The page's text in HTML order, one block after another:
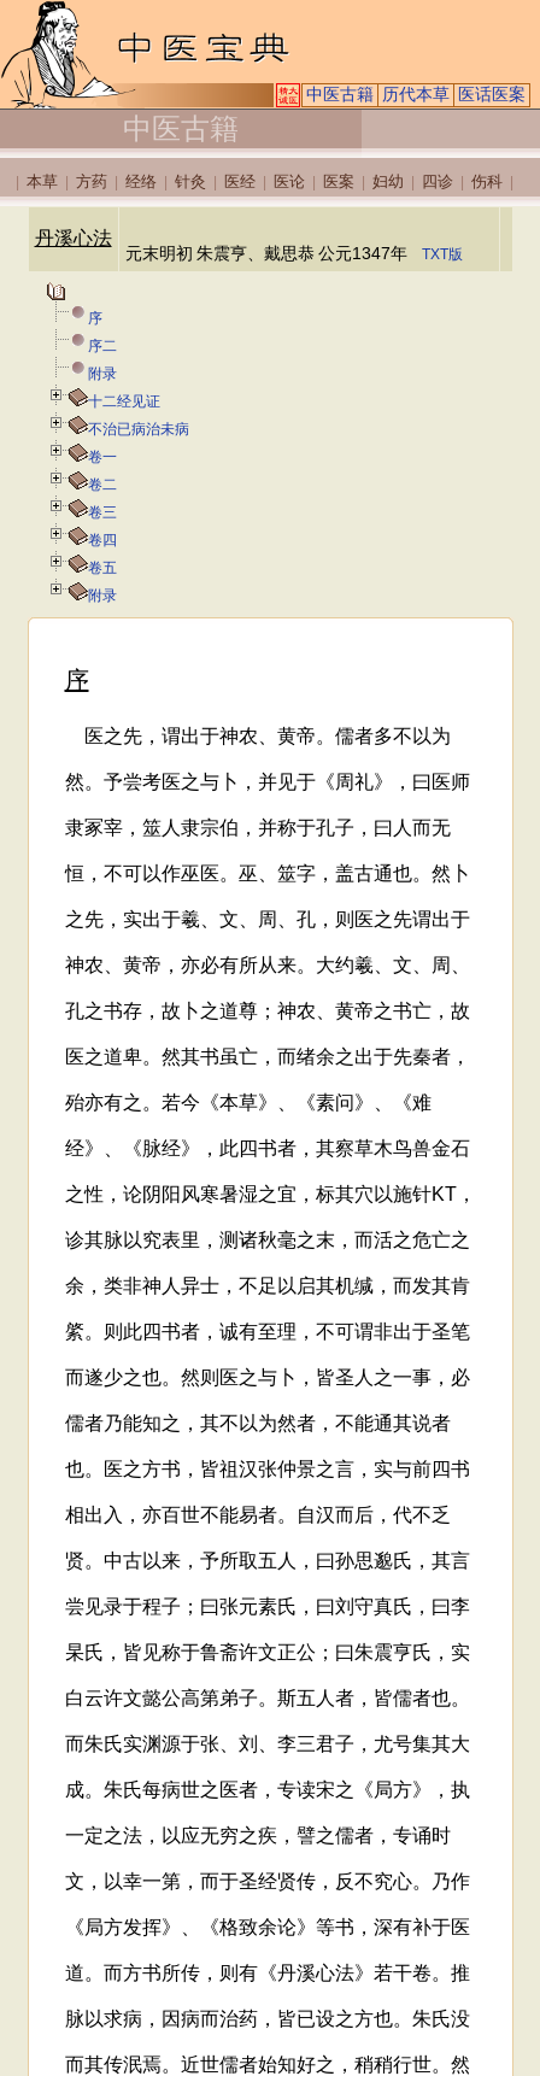
中医古籍 历代本草 医话医案
中医古籍
本草 方药 经络 针灸 医经 医论 医案 妇幼 四诊 伤科
丹溪心法
元末明初 朱震亨、戴思恭 公元1347年 TXT版
序
序二
附录
十二经见证
不治已病治未病
卷一
卷二
卷三
卷四
卷五
附录